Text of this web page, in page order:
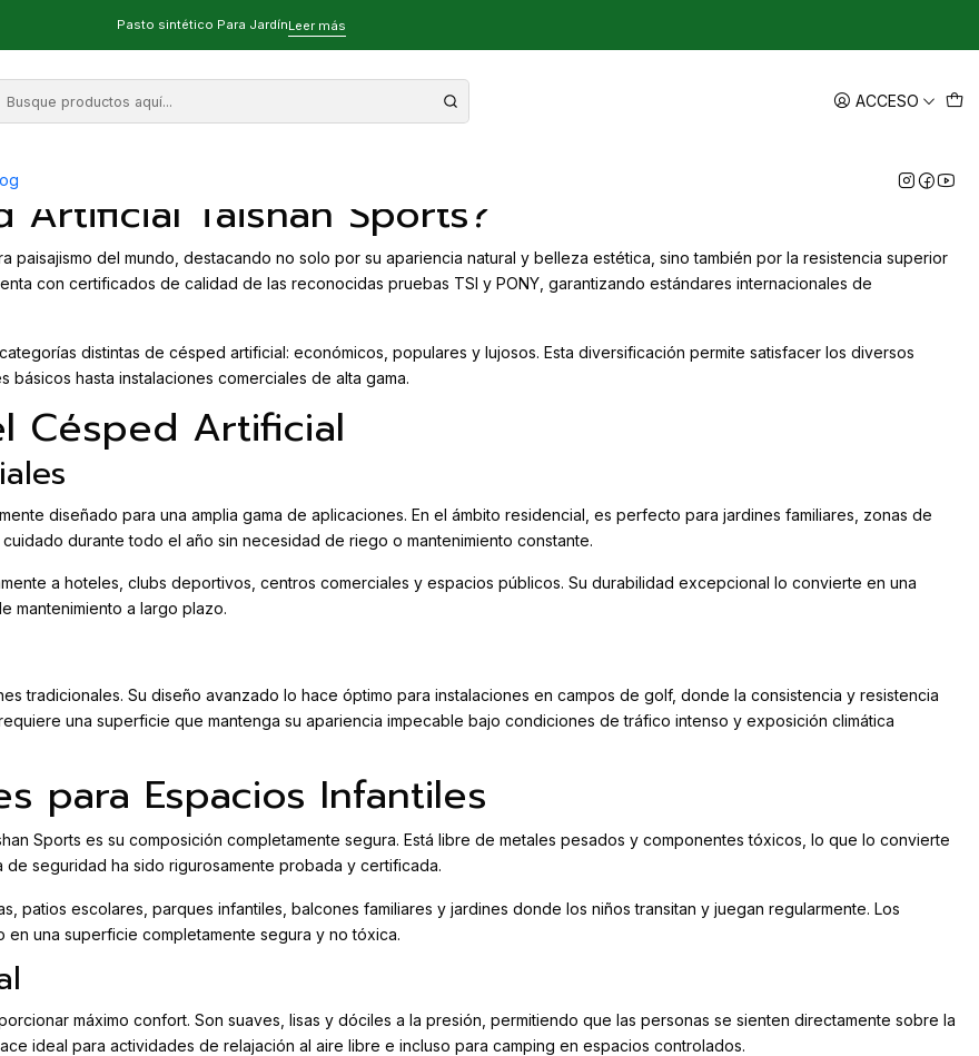
ACCESO
Pasto sintético Para JardínLeer más
Sports: Calidad Premium
Taishan Sports?
paisajismo del mundo, destacando no solo por su apariencia natural y belleza estética, sino también por la resistencia superior
con certificados de calidad de las reconocidas pruebas TSI y PONY, garantizando estándares internacionales de
distintas de césped artificial: económicos, populares y lujosos. Esta diversificación permite satisfacer los diversos
hasta instalaciones comerciales de alta gama.
Césped Artificial
diseñado para una amplia gama de aplicaciones. En el ámbito residencial, es perfecto para jardines familiares, zonas de
durante todo el año sin necesidad de riego o mantenimiento constante.
a hoteles, clubs deportivos, centros comerciales y espacios públicos. Su durabilidad excepcional lo convierte en una
mantenimiento a largo plazo.
tradicionales. Su diseño avanzado lo hace óptimo para instalaciones en campos de golf, donde la consistencia y resistencia
una superficie que mantenga su apariencia impecable bajo condiciones de tráfico intenso y exposición climática
para Espacios Infantiles
Sports es su composición completamente segura. Está libre de metales pesados y componentes tóxicos, lo que lo convierte
seguridad ha sido rigurosamente probada y certificada.
patios escolares, parques infantiles, balcones familiares y jardines donde los niños transitan y juegan regularmente. Los
una superficie completamente segura y no tóxica.
máximo confort. Son suaves, lisas y dóciles a la presión, permitiendo que las personas se sienten directamente sobre la
ideal para actividades de relajación al aire libre e incluso para camping en espacios controlados.